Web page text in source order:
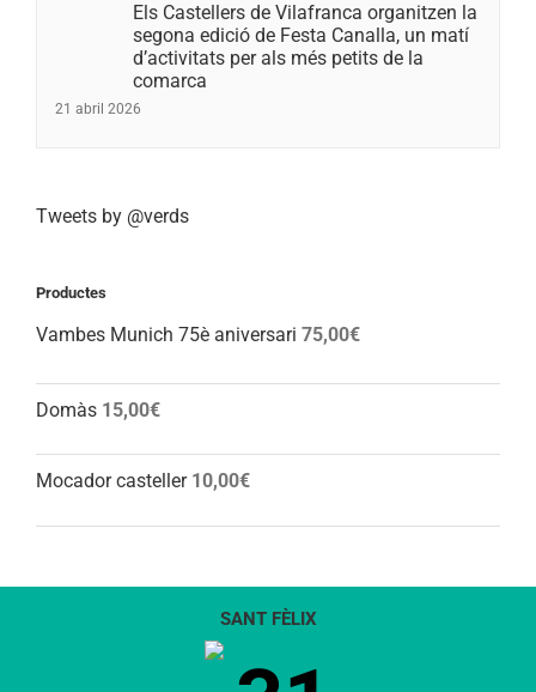
Els Castellers de Vilafranca organitzen la
segona edició de Festa Canalla, un matí
d’activitats per als més petits de la
comarca
21 abril 2026
Tweets by @verds
Productes
Vambes Munich 75è aniversari 75,00€
Domàs 15,00€
Mocador casteller 10,00€
SANT FÈLIX